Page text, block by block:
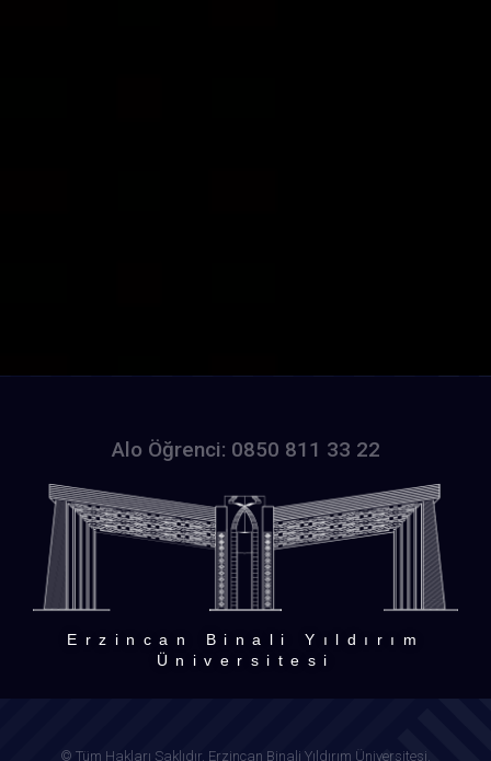
Alo Öğrenci: 0850 811 33 22
Erzincan Binali Yıldırım
Üniversitesi
© Tüm Hakları Saklıdır. Erzincan Binali Yıldırım Üniversitesi.